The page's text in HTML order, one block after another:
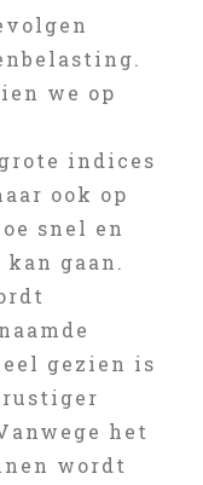
we op
indices
ook op
snel en
gaan.
gezien is
rustiger
het
wordt